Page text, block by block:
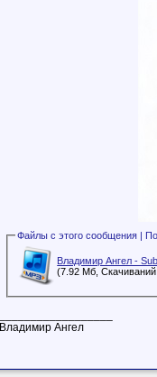
Файлы
Владимир Ангел -
(7.92 Мб,
Владимир Ангел